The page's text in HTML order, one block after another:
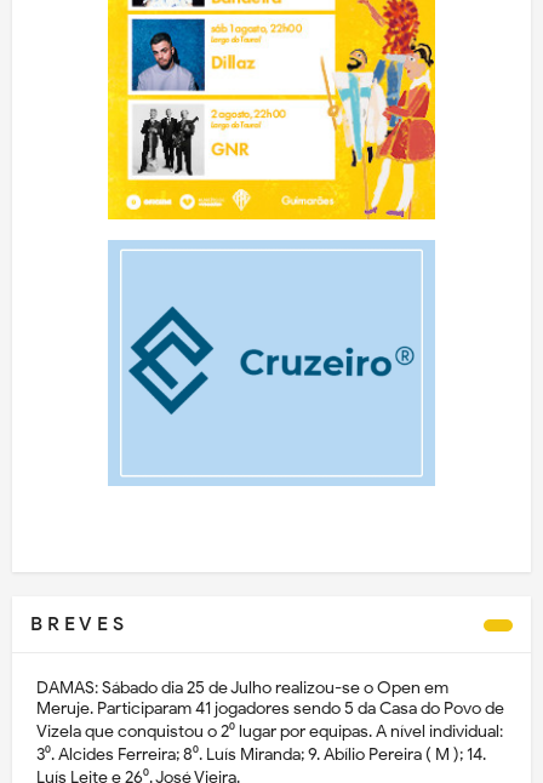
B R E V E S
DAMAS: Sábado dia 25 de Julho realizou-se o Open em
Meruje. Participaram 41 jogadores sendo 5 da Casa do Povo de
Vizela que conquistou o 2⁰ lugar por equipas. A nível individual:
3⁰. Alcides Ferreira; 8⁰. Luís Miranda; 9. Abílio Pereira ( M ); 14.
Luís Leite e 26⁰. José Vieira.